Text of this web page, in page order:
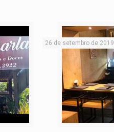
26 de setembro de 2019